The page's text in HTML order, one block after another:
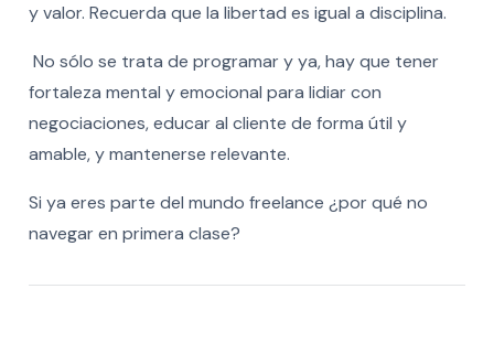
y valor. Recuerda que la libertad es igual a disciplina.
No sólo se trata de programar y ya, hay que tener
fortaleza mental y emocional para lidiar con
negociaciones, educar al cliente de forma útil y
amable, y mantenerse relevante.
Si ya eres parte del mundo freelance ¿por qué no
navegar en primera clase?